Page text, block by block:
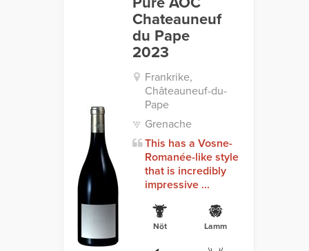
Chateauneuf
du Pape
2023
Frankrike,
Châteauneuf-du-
Pape
Grenache
This has a Vosne-
Romanée-like style
that is incredibly
impressive ...
Nöt Lamm